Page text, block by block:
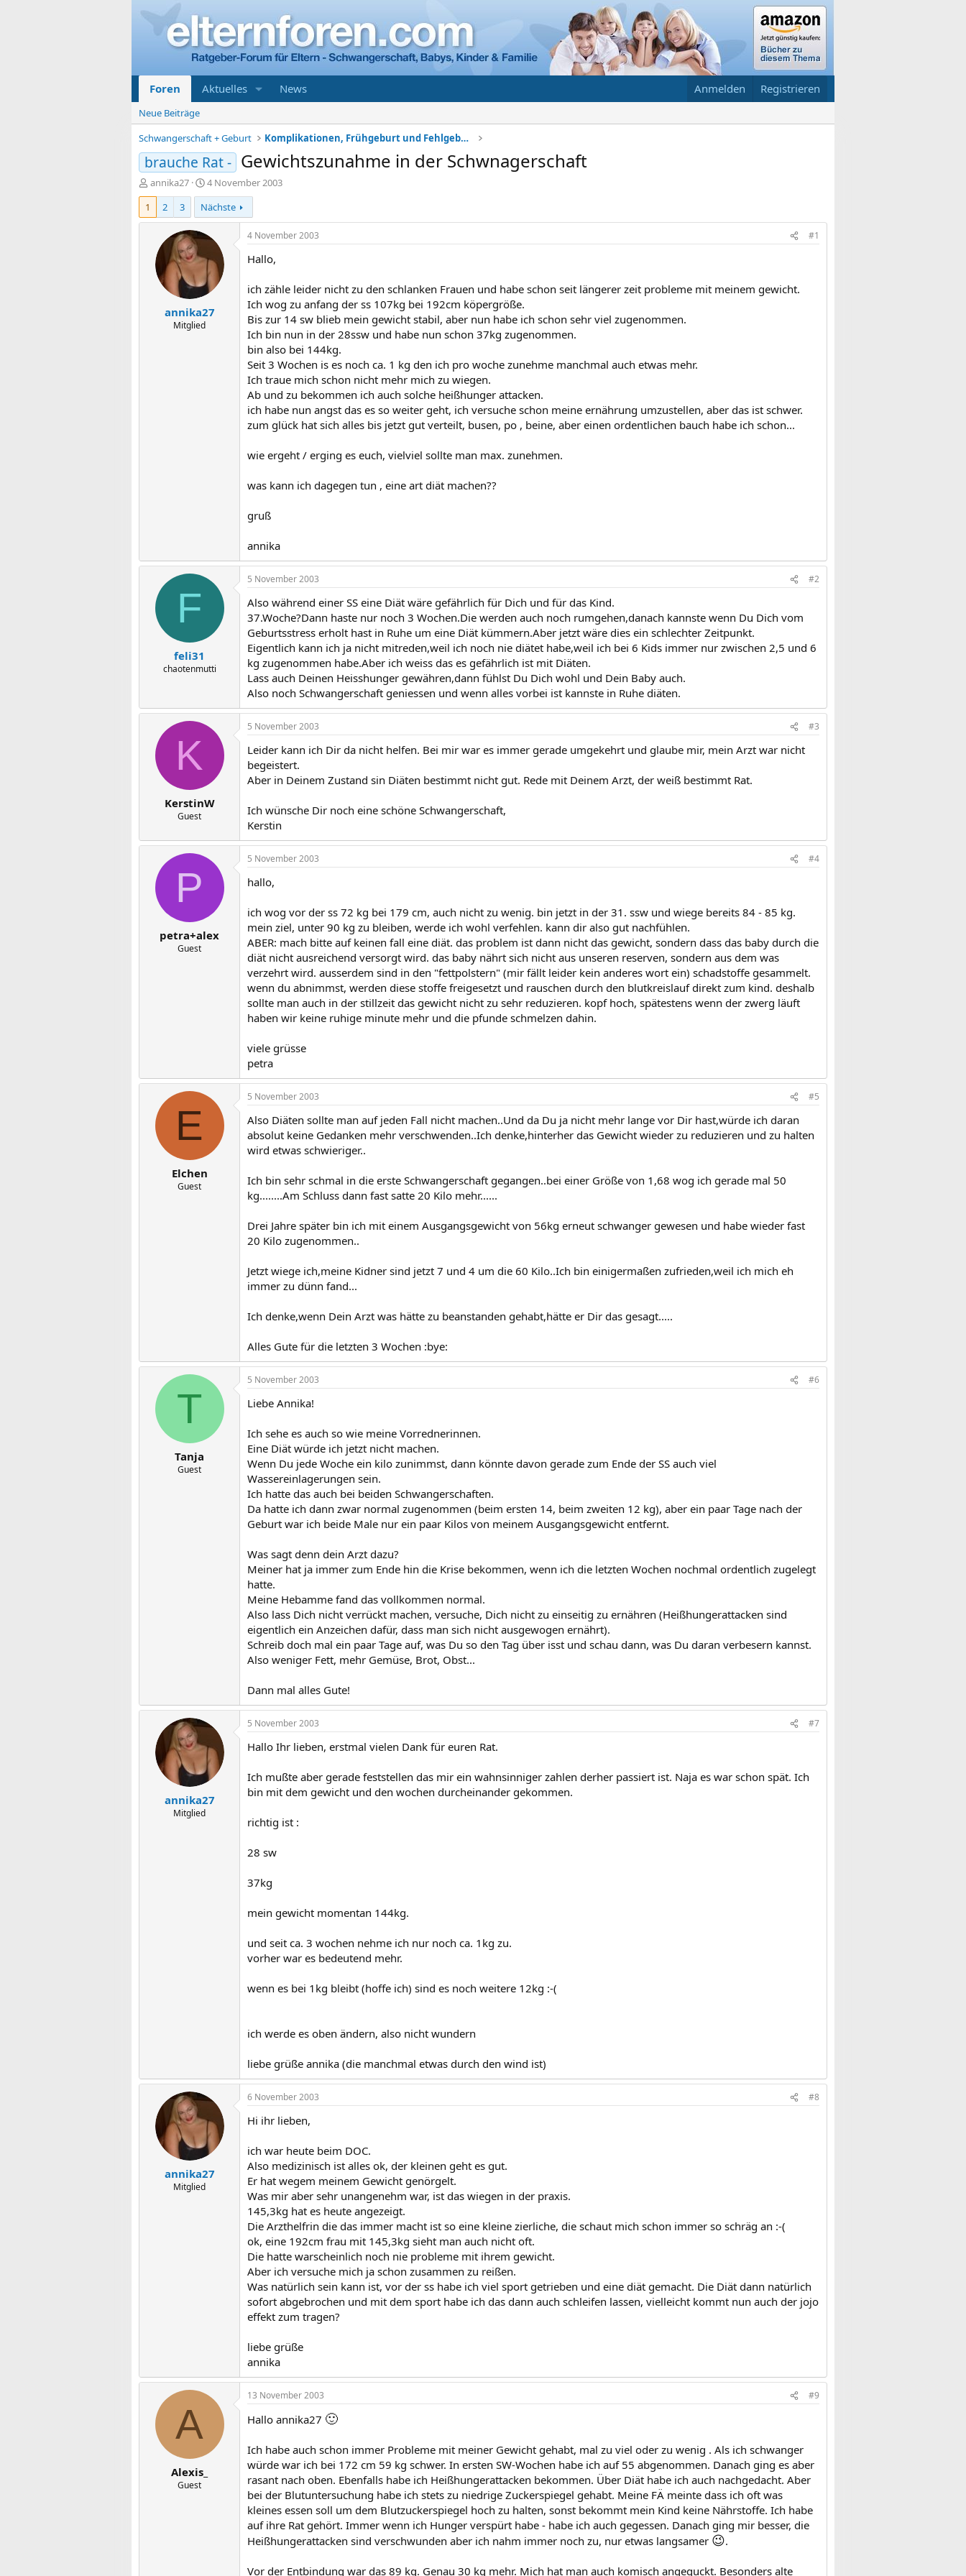
Foren Aktuelles News Anmelden Registrieren
Neue Beiträge
Schwangerschaft + Geburt
Komplikationen, Frühgeburt und Fehlgeburt
brauche Rat - Gewichtszunahme in der Schwnagerschaft
E
r
t
annika27
E
r
s
t
e
l
t
a
m
4 November 2003
1
2 3 Nächste
annika27
Mitglied
4 November 2003 #1
Hallo,
ich zähle leider nicht zu den schlanken Frauen und habe schon seit längerer zeit probleme mit meinem gewicht.
Ich wog zu anfang der ss 107kg bei 192cm köpergröße.
Bis zur 14 sw blieb mein gewicht stabil, aber nun habe ich schon sehr viel zugenommen.
Ich bin nun in der 28ssw und habe nun schon 37kg zugenommen.
bin also bei 144kg.
Seit 3 Wochen is es noch ca. 1 kg den ich pro woche zunehme manchmal auch etwas mehr.
Ich traue mich schon nicht mehr mich zu wiegen.
Ab und zu bekommen ich auch solche heißhunger attacken.
ich habe nun angst das es so weiter geht, ich versuche schon meine ernährung umzustellen, aber das ist schwer.
zum glück hat sich alles bis jetzt gut verteilt, busen, po , beine, aber einen ordentlichen bauch habe ich schon...
wie ergeht / erging es euch, vielviel sollte man max. zunehmen.
was kann ich dagegen tun , eine art diät machen??
gruß
annika
F
feli31
chaotenmutti
5 November 2003 #2
Also während einer SS eine Diät wäre gefährlich für Dich und für das Kind.
37.Woche?Dann haste nur noch 3 Wochen.Die werden auch noch rumgehen,danach kannste wenn Du Dich vom
Geburtsstress erholt hast in Ruhe um eine Diät kümmern.Aber jetzt wäre dies ein schlechter Zeitpunkt.
Eigentlich kann ich ja nicht mitreden,weil ich noch nie diätet habe,weil ich bei 6 Kids immer nur zwischen 2,5 und 6
kg zugenommen habe.Aber ich weiss das es gefährlich ist mit Diäten.
Lass auch Deinen Heisshunger gewähren,dann fühlst Du Dich wohl und Dein Baby auch.
Also noch Schwangerschaft geniessen und wenn alles vorbei ist kannste in Ruhe diäten.
K
KerstinW
Guest
5 November 2003 #3
Leider kann ich Dir da nicht helfen. Bei mir war es immer gerade umgekehrt und glaube mir, mein Arzt war nicht
begeistert.
Aber in Deinem Zustand sin Diäten bestimmt nicht gut. Rede mit Deinem Arzt, der weiß bestimmt Rat.
Ich wünsche Dir noch eine schöne Schwangerschaft,
Kerstin
P
petra+alex
Guest
5 November 2003 #4
hallo,
ich wog vor der ss 72 kg bei 179 cm, auch nicht zu wenig. bin jetzt in der 31. ssw und wiege bereits 84 - 85 kg.
mein ziel, unter 90 kg zu bleiben, werde ich wohl verfehlen. kann dir also gut nachfühlen.
ABER: mach bitte auf keinen fall eine diät. das problem ist dann nicht das gewicht, sondern dass das baby durch die
diät nicht ausreichend versorgt wird. das baby nährt sich nicht aus unseren reserven, sondern aus dem was
verzehrt wird. ausserdem sind in den "fettpolstern" (mir fällt leider kein anderes wort ein) schadstoffe gesammelt.
wenn du abnimmst, werden diese stoffe freigesetzt und rauschen durch den blutkreislauf direkt zum kind. deshalb
sollte man auch in der stillzeit das gewicht nicht zu sehr reduzieren. kopf hoch, spätestens wenn der zwerg läuft
haben wir keine ruhige minute mehr und die pfunde schmelzen dahin.
viele grüsse
petra
E
Elchen
Guest
5 November 2003 #5
Also Diäten sollte man auf jeden Fall nicht machen..Und da Du ja nicht mehr lange vor Dir hast,würde ich daran
absolut keine Gedanken mehr verschwenden..Ich denke,hinterher das Gewicht wieder zu reduzieren und zu halten
wird etwas schwieriger..
Ich bin sehr schmal in die erste Schwangerschaft gegangen..bei einer Größe von 1,68 wog ich gerade mal 50
kg........Am Schluss dann fast satte 20 Kilo mehr......
Drei Jahre später bin ich mit einem Ausgangsgewicht von 56kg erneut schwanger gewesen und habe wieder fast
20 Kilo zugenommen..
Jetzt wiege ich,meine Kidner sind jetzt 7 und 4 um die 60 Kilo..Ich bin einigermaßen zufrieden,weil ich mich eh
immer zu dünn fand...
Ich denke,wenn Dein Arzt was hätte zu beanstanden gehabt,hätte er Dir das gesagt.....
Alles Gute für die letzten 3 Wochen :bye:
T
Tanja
Guest
5 November 2003 #6
Liebe Annika!
Ich sehe es auch so wie meine Vorrednerinnen.
Eine Diät würde ich jetzt nicht machen.
Wenn Du jede Woche ein kilo zunimmst, dann könnte davon gerade zum Ende der SS auch viel
Wassereinlagerungen sein.
Ich hatte das auch bei beiden Schwangerschaften.
Da hatte ich dann zwar normal zugenommen (beim ersten 14, beim zweiten 12 kg), aber ein paar Tage nach der
Geburt war ich beide Male nur ein paar Kilos von meinem Ausgangsgewicht entfernt.
Was sagt denn dein Arzt dazu?
Meiner hat ja immer zum Ende hin die Krise bekommen, wenn ich die letzten Wochen nochmal ordentlich zugelegt
hatte.
Meine Hebamme fand das vollkommen normal.
Also lass Dich nicht verrückt machen, versuche, Dich nicht zu einseitig zu ernähren (Heißhungerattacken sind
eigentlich ein Anzeichen dafür, dass man sich nicht ausgewogen ernährt).
Schreib doch mal ein paar Tage auf, was Du so den Tag über isst und schau dann, was Du daran verbesern kannst.
Also weniger Fett, mehr Gemüse, Brot, Obst...
Dann mal alles Gute!
annika27
Mitglied
5 November 2003 #7
Hallo Ihr lieben, erstmal vielen Dank für euren Rat.
Ich mußte aber gerade feststellen das mir ein wahnsinniger zahlen derher passiert ist. Naja es war schon spät. Ich
bin mit dem gewicht und den wochen durcheinander gekommen.
richtig ist :
28 sw
37kg
mein gewicht momentan 144kg.
und seit ca. 3 wochen nehme ich nur noch ca. 1kg zu.
vorher war es bedeutend mehr.
wenn es bei 1kg bleibt (hoffe ich) sind es noch weitere 12kg :-(
ich werde es oben ändern, also nicht wundern
liebe grüße annika (die manchmal etwas durch den wind ist)
annika27
Mitglied
6 November 2003 #8
Hi ihr lieben,
ich war heute beim DOC.
Also medizinisch ist alles ok, der kleinen geht es gut.
Er hat wegem meinem Gewicht genörgelt.
Was mir aber sehr unangenehm war, ist das wiegen in der praxis.
145,3kg hat es heute angezeigt.
Die Arzthelfrin die das immer macht ist so eine kleine zierliche, die schaut mich schon immer so schräg an :-(
ok, eine 192cm frau mit 145,3kg sieht man auch nicht oft.
Die hatte warscheinlich noch nie probleme mit ihrem gewicht.
Aber ich versuche mich ja schon zusammen zu reißen.
Was natürlich sein kann ist, vor der ss habe ich viel sport getrieben und eine diät gemacht. Die Diät dann natürlich
sofort abgebrochen und mit dem sport habe ich das dann auch schleifen lassen, vielleicht kommt nun auch der jojo
effekt zum tragen?
liebe grüße
annika
A
Alexis_
Guest
13 November 2003 #9
Hallo annika27 🙂
Ich habe auch schon immer Probleme mit meiner Gewicht gehabt, mal zu viel oder zu wenig . Als ich schwanger
würde war ich bei 172 cm 59 kg schwer. In ersten SW-Wochen habe ich auf 55 abgenommen. Danach ging es aber
rasant nach oben. Ebenfalls habe ich Heißhungerattacken bekommen. Über Diät habe ich auch nachgedacht. Aber
bei der Blutuntersuchung habe ich stets zu niedrige Zuckerspiegel gehabt. Meine FÄ meinte dass ich oft was
kleines essen soll um dem Blutzuckerspiegel hoch zu halten, sonst bekommt mein Kind keine Nährstoffe. Ich habe
auf ihre Rat gehört. Immer wenn ich Hunger verspürt habe - habe ich auch gegessen. Danach ging mir besser, die
Heißhungerattacken sind verschwunden aber ich nahm immer noch zu, nur etwas langsamer 😉.
Vor der Entbindung war das 89 kg. Genau 30 kg mehr. Mich hat man auch komisch angeguckt. Besonders alte